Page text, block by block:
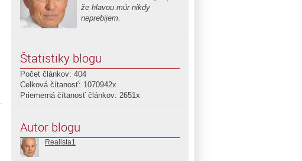
že hlavou múr nikdy
neprebijem.
Štatistiky blogu
Počet článkov: 404
Celková čítanosť: 1070942x
Priemerná čítanosť článkov: 2651x
Autor blogu
Realista1